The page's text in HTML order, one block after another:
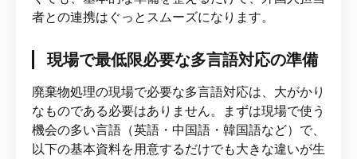
者との連携はぐっとスムーズになります。
現場で最低限必要な多言語対応の準備
廃棄物処理の現場で必要な多言語対応は、大がかり
なものである必要はありません。まずは現場で使う
機会の多い言語（英語・中国語・韓国語など）で、
以下の基本資料を用意するだけでも大きな違いが生